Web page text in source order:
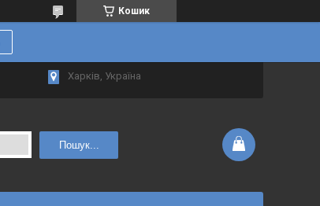
Кошик
Харків, Україна
Пошук...